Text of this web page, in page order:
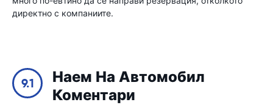
директно с компаниите.
9.1
Наем На Автомобил
Коментари